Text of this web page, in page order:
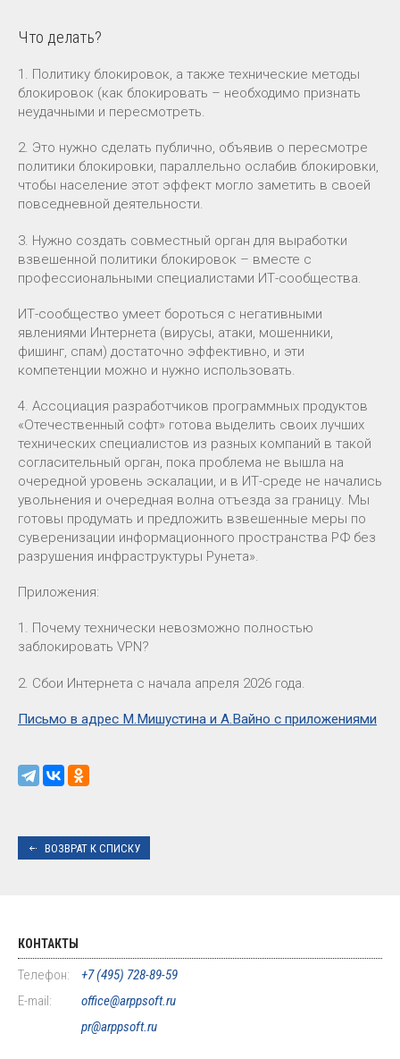
Что делать?
1. Политику блокировок, а также технические методы
блокировок (как блокировать – необходимо признать
неудачными и пересмотреть.
2. Это нужно сделать публично, объявив о пересмотре
политики блокировки, параллельно ослабив блокировки,
чтобы население этот эффект могло заметить в своей
повседневной деятельности.
3. Нужно создать совместный орган для выработки
взвешенной политики блокировок – вместе с
профессиональными специалистами ИТ-сообщества.
ИТ-сообщество умеет бороться с негативными
явлениями Интернета (вирусы, атаки, мошенники,
фишинг, спам) достаточно эффективно, и эти
компетенции можно и нужно использовать.
4. Ассоциация разработчиков программных продуктов
«Отечественный софт» готова выделить своих лучших
технических специалистов из разных компаний в такой
согласительный орган, пока проблема не вышла на
очередной уровень эскалации, и в ИТ-среде не начались
увольнения и очередная волна отъезда за границу. Мы
готовы продумать и предложить взвешенные меры по
суверенизации информационного пространства РФ без
разрушения инфраструктуры Рунета».
Приложения:
1. Почему технически невозможно полностью
заблокировать VPN?
2. Сбои Интернета с начала апреля 2026 года.
Письмо в адрес М.Мишустина и А.Вайно с приложениями
ВОЗВРАТ К СПИСКУ
КОНТАКТЫ
Телефон:
+7 (495) 728-89-59
E-mail:
office@arppsoft.ru
pr@arppsoft.ru